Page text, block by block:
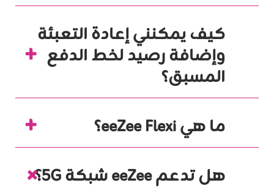
كيف يمكنني إعادة التعبئة
وإضافة رصيد لخط الدفع
المسبق؟
ما هي eeZee Flexi؟
هل تدعم eeZee شبكة 5G؟